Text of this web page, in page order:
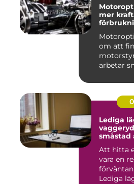
mer
om att
arbetar
Lediga
småstad
Att hitta
vara en
Lediga